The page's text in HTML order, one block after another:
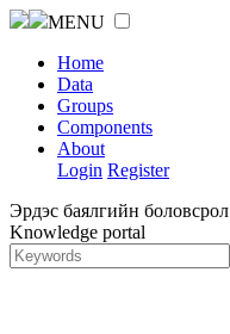
MENU
Home
Data
Groups
Components
About
Login Register
Эрдэс баялгийн боловсрол
Knowledge portal